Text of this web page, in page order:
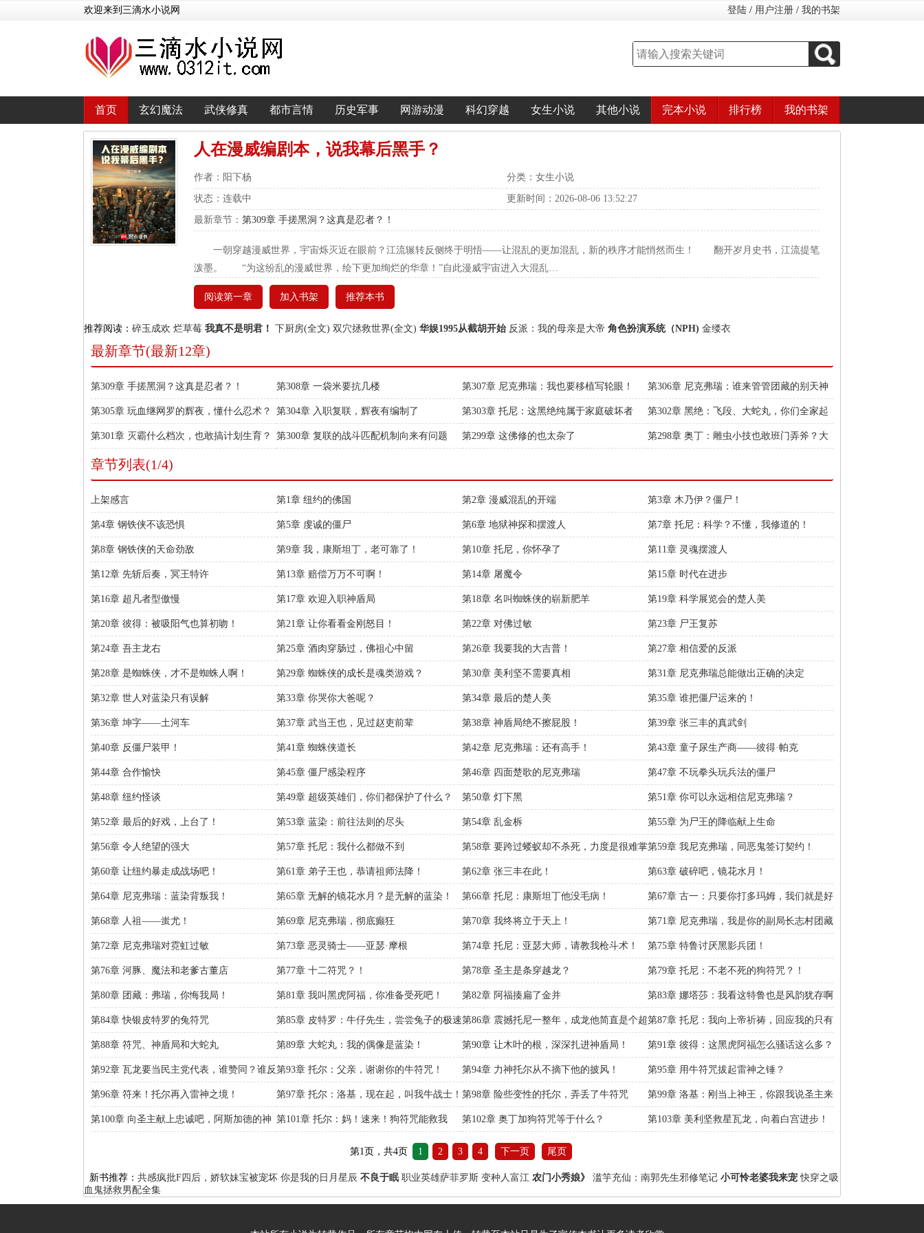
欢迎来到三滴水小说网 登陆 / 用户注册 / 我的书架
首页 玄幻魔法 武侠修真 都市言情 历史军事 网游动漫 科幻穿越 女生小说 其他小说 完本小说 排行榜 我的书架
人在漫威编剧本，说我幕后黑手？
作者：阳下杨 分类：女生小说
状态：连载中 更新时间：2026-08-06 13:52:27
最新章节： 第309章 手搓黑洞？这真是忍者？！
一朝穿越漫威世界，宇宙烁灭近在眼前？江流辗转反侧终于明悟——让混乱的更加混乱，新的秩序才能悄然而生！ 翻开岁月史书，江流提笔
泼墨。 “为这纷乱的漫威世界，绘下更加绚烂的华章！”自此漫威宇宙进入大混乱…
阅读第一章 加入书架 推荐本书
推荐阅读： 碎玉成欢 烂草莓 我真不是明君！ 下厨房(全文) 双穴拯救世界(全文) 华娱1995从截胡开始 反派：我的母亲是大帝 角色扮演系统（NPH) 金缕衣
最新章节(最新12章)
第309章 手搓黑洞？这真是忍者？！ 第308章 一袋米要抗几楼 第307章 尼克弗瑞：我也要移植写轮眼！ 第306章 尼克弗瑞：谁来管管团藏的别天神
啊！
第305章 玩血继网罗的辉夜，懂什么忍术？ 第304章 入职复联，辉夜有编制了 第303章 托尼：这黑绝纯属于家庭破坏者 第302章 黑绝：飞段、大蛇丸，你们全家起
飞了！
第301章 灭霸什么档次，也敢搞计划生育？ 第300章 复联的战斗匹配机制向来有问题 第299章 这佛修的也太杂了 第298章 奥丁：雕虫小技也敢班门弄斧？大
章节列表(1/4)
上架感言 第1章 纽约的佛国 第2章 漫威混乱的开端 第3章 木乃伊？僵尸！
第4章 钢铁侠不该恐惧 第5章 虔诚的僵尸 第6章 地狱神探和摆渡人 第7章 托尼：科学？不懂，我修道的！
第8章 钢铁侠的天命劲敌 第9章 我，康斯坦丁，老可靠了！ 第10章 托尼，你怀孕了 第11章 灵魂摆渡人
第12章 先斩后奏，冥王特许 第13章 赔偿万万不可啊！ 第14章 屠魔令 第15章 时代在进步
第16章 超凡者型傲慢 第17章 欢迎入职神盾局 第18章 名叫蜘蛛侠的崭新肥羊 第19章 科学展览会的楚人美
第20章 彼得：被吸阳气也算初吻！ 第21章 让你看看金刚怒目！ 第22章 对佛过敏 第23章 尸王复苏
第24章 吾主龙右 第25章 酒肉穿肠过，佛祖心中留 第26章 我要我的大吉普！ 第27章 相信爱的反派
第28章 是蜘蛛侠，才不是蜘蛛人啊！ 第29章 蜘蛛侠的成长是魂类游戏？ 第30章 美利坚不需要真相 第31章 尼克弗瑞总能做出正确的决定
第32章 世人对蓝染只有误解 第33章 你哭你大爸呢？ 第34章 最后的楚人美 第35章 谁把僵尸运来的！
第36章 坤字——土河车 第37章 武当王也，见过赵吏前辈 第38章 神盾局绝不擦屁股！ 第39章 张三丰的真武剑
第40章 反僵尸装甲！ 第41章 蜘蛛侠道长 第42章 尼克弗瑞：还有高手！ 第43章 童子尿生产商——彼得·帕克
第44章 合作愉快 第45章 僵尸感染程序 第46章 四面楚歌的尼克弗瑞 第47章 不玩拳头玩兵法的僵尸
第48章 纽约怪谈 第49章 超级英雄们，你们都保护了什么？ 第50章 灯下黑 第51章 你可以永远相信尼克弗瑞？
第52章 最后的好戏，上台了！ 第53章 蓝染：前往法则的尽头 第54章 乱金柝 第55章 为尸王的降临献上生命
第56章 令人绝望的强大 第57章 托尼：我什么都做不到 第58章 要跨过蝼蚁却不杀死，力度是很难掌
控的
第59章 我尼克弗瑞，同恶鬼签订契约！
第60章 让纽约暴走成战场吧！ 第61章 弟子王也，恭请祖师法降！ 第62章 张三丰在此！ 第63章 破碎吧，镜花水月！
第64章 尼克弗瑞：蓝染背叛我！ 第65章 无解的镜花水月？是无解的蓝染！ 第66章 托尼：康斯坦丁他没毛病！ 第67章 古一：只要你打多玛姆，我们就是好
朋友！
第68章 人祖——蚩尤！ 第69章 尼克弗瑞，彻底癫狂 第70章 我终将立于天上！ 第71章 尼克弗瑞，我是你的副局长志村团藏
第72章 尼克弗瑞对霓虹过敏 第73章 恶灵骑士——亚瑟·摩根 第74章 托尼：亚瑟大师，请教我枪斗术！ 第75章 特鲁讨厌黑影兵团！
第76章 河豚、魔法和老爹古董店 第77章 十二符咒？！ 第78章 圣主是条穿越龙？ 第79章 托尼：不老不死的狗符咒？！
第80章 团藏：弗瑞，你悔我局！ 第81章 我叫黑虎阿福，你准备受死吧！ 第82章 阿福揍扁了金并 第83章 娜塔莎：我看这特鲁也是风韵犹存啊
第84章 快银皮特罗的兔符咒 第85章 皮特罗：牛仔先生，尝尝兔子的极速
吧
第86章 震撼托尼一整年，成龙他简直是个超
人
第87章 托尼：我向上帝祈祷，回应我的只有
小玉！
第88章 符咒、神盾局和大蛇丸 第89章 大蛇丸：我的偶像是蓝染！ 第90章 让木叶的根，深深扎进神盾局！ 第91章 彼得：这黑虎阿福怎么骚话这么多？
第92章 瓦龙要当民主党代表，谁赞同？谁反
对？
第93章 托尔：父亲，谢谢你的牛符咒！ 第94章 力神托尔从不摘下他的披风！ 第95章 用牛符咒拔起雷神之锤？
第96章 符来！托尔再入雷神之境！ 第97章 托尔：洛基，现在起，叫我牛战士！ 第98章 险些变性的托尔，弄丢了牛符咒 第99章 洛基：刚当上神王，你跟我说圣主来
了？
第100章 向圣主献上忠诚吧，阿斯加德的神 第101章 托尔：妈！速来！狗符咒能救我 第102章 奥丁加狗符咒等于什么？ 第103章 美利坚救星瓦龙，向着白宫进步！
第1页，共4页 1 2 3 4 下一页 尾页
新书推荐： 共感疯批F四后，娇软妹宝被宠坏 你是我的日月星辰 不良于眠 职业英雄萨菲罗斯 变种人富江 农门小秀娘》 滥竽充仙：南郭先生邪修笔记 小可怜老婆我来宠 快穿之吸
血鬼拯救男配全集